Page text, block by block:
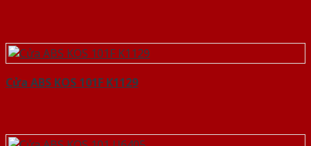
Cửa ABS KOS 101F K1129